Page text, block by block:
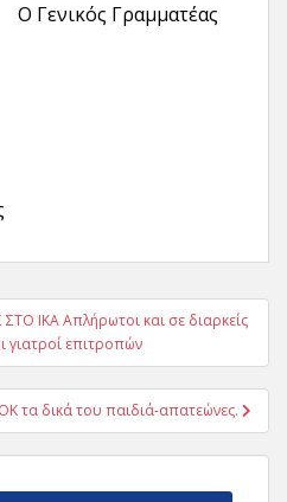
ΙΚΑ Απλήρωτοι και σε διαρκείς
γιατροί επιτροπών
τα δικά του παιδιά-απατεώνες.